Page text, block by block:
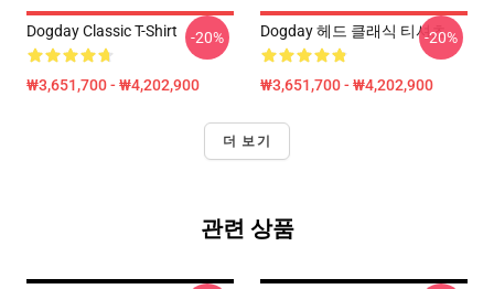
Dogday Classic T-Shirt
₩3,651,700 - ₩4,202,900
-20% Dogday 헤드 클래식 티셔츠
₩3,651,700 - ₩4,202,900
-20%
더 보기
관련 상품